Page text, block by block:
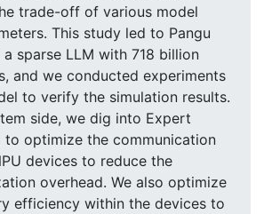
trade-off of various model
This study led to Pangu
a sparse LLM with 718 billion
and we conducted experiments
to verify the simulation results.
side, we dig into Expert
to optimize the communication
devices to reduce the
overhead. We also optimize
efficiency within the devices to